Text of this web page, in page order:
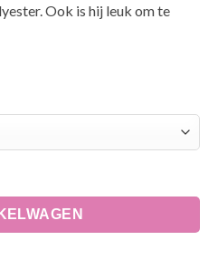
Ook is hij leuk om te